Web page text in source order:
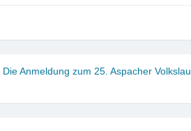
Die Anmeldung zum 25. Aspacher